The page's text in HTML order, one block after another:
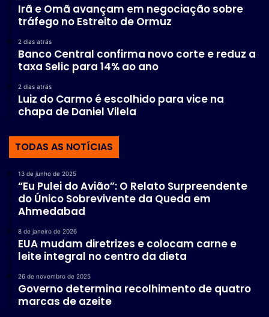
Irã e Omã avançam em negociação sobre
tráfego no Estreito de Ormuz
2 dias atrás
Banco Central confirma novo corte e reduz a
taxa Selic para 14% ao ano
2 dias atrás
Luiz do Carmo é escolhido para vice na
chapa de Daniel Vilela
TODAS AS NOTÍCIAS
13 de junho de 2025
“Eu Pulei do Avião”: O Relato Surpreendente
do Único Sobrevivente da Queda em
Ahmedabad
8 de janeiro de 2026
EUA mudam diretrizes e colocam carne e
leite integral no centro da dieta
26 de novembro de 2025
Governo determina recolhimento de quatro
marcas de azeite